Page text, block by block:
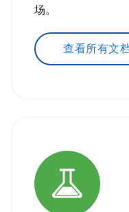
场。
查看所有文